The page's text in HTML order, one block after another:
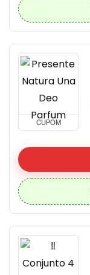
CUPOM